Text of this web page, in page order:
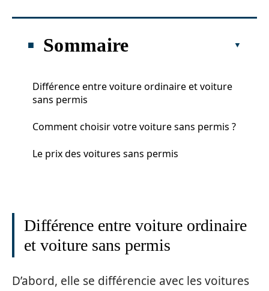
Sommaire
Différence entre voiture ordinaire et voiture
sans permis
Comment choisir votre voiture sans permis ?
Le prix des voitures sans permis
Différence entre voiture ordinaire
et voiture sans permis
D’abord, elle se différencie avec les voitures